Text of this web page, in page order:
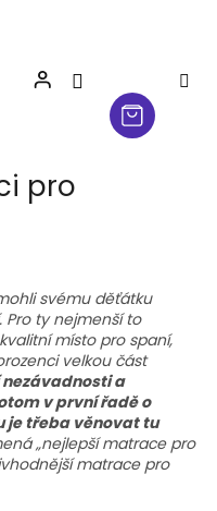
pro
svému děťátku
Pro ty nejmenší to
místo pro spaní,
velkou část
a
v první řadě o
je třeba věnovat tu
„nejlepší matrace pro
matrace pro